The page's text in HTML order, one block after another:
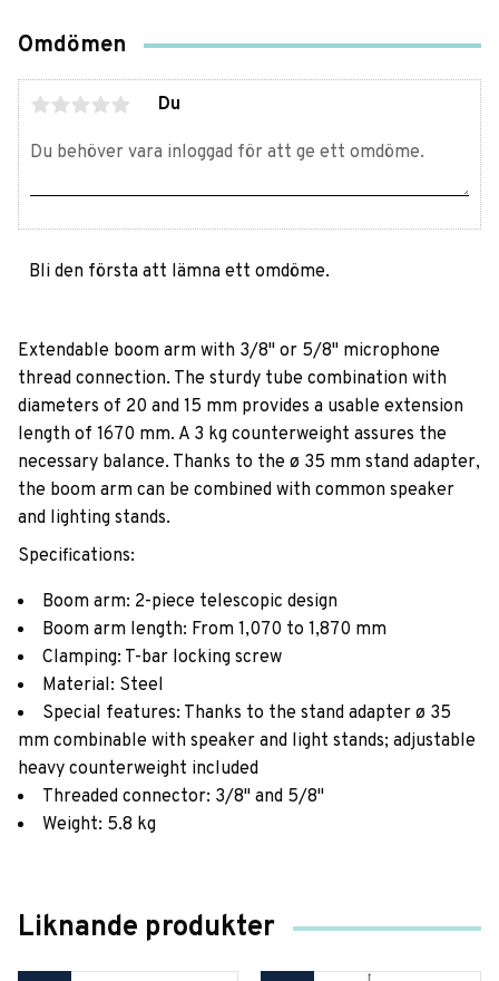
Omdömen
Du
Bli den första att lämna ett omdöme.
Extendable boom arm with 3/8" or 5/8" microphone
thread connection. The sturdy tube combination with
diameters of 20 and 15 mm provides a usable extension
length of 1670 mm. A 3 kg counterweight assures the
necessary balance. Thanks to the ø 35 mm stand adapter,
the boom arm can be combined with common speaker
and lighting stands.
Specifications:
Boom arm: 2-piece telescopic design
Boom arm length: From 1,070 to 1,870 mm
Clamping: T-bar locking screw
Material: Steel
Special features: Thanks to the stand adapter ø 35
mm combinable with speaker and light stands; adjustable
heavy counterweight included
Threaded connector: 3/8" and 5/8"
Weight: 5.8 kg
Liknande produkter